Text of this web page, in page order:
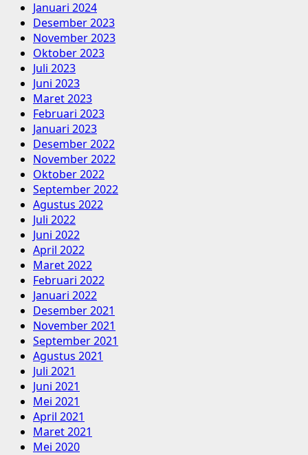
Januari 2024
Desember 2023
November 2023
Oktober 2023
Juli 2023
Juni 2023
Maret 2023
Februari 2023
Januari 2023
Desember 2022
November 2022
Oktober 2022
September 2022
Agustus 2022
Juli 2022
Juni 2022
April 2022
Maret 2022
Februari 2022
Januari 2022
Desember 2021
November 2021
September 2021
Agustus 2021
Juli 2021
Juni 2021
Mei 2021
April 2021
Maret 2021
Mei 2020